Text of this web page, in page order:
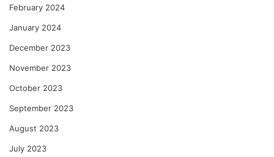
February 2024
January 2024
December 2023
November 2023
October 2023
September 2023
August 2023
July 2023